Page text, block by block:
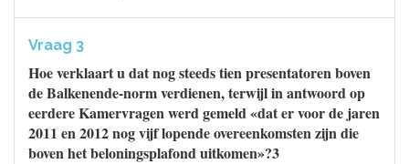
Vraag 3
Hoe verklaart u dat nog steeds tien presentatoren boven
de Balkenende-norm verdienen, terwijl in antwoord op
eerdere Kamervragen werd gemeld «dat er voor de jaren
2011 en 2012 nog vijf lopende overeenkomsten zijn die
boven het beloningsplafond uitkomen»?3